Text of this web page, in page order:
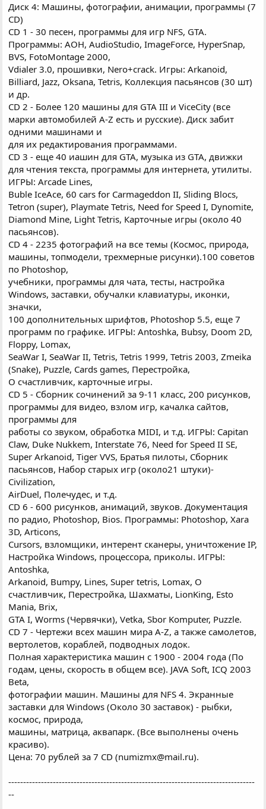
Диск 4: Машины, фотографии, анимации, программы (7
CD)
CD 1 - 30 песен, программы для игр NFS, GTA.
Программы: АОН, AudioStudio, ImageForce, HyperSnap,
BVS, FotoMontage 2000,
Vdialer 3.0, прошивки, Nero+crack. Игры: Arkanoid,
Billiard, Jazz, Oksana, Tetris, Коллекция пасьянсов (30 шт)
и др.
CD 2 - Более 120 машины для GTA III и ViceCity (все
марки автомобилей A-Z есть и русские). Диск забит
одними машинами и
для их редактирования программами.
CD 3 - еще 40 иашин для GTA, музыка из GTA, движки
для чтения текста, программы для интернета, утилиты.
ИГРЫ: Arcade Lines,
Buble IceAce, 60 cars for Carmageddon II, Sliding Blocs,
Tetron (super), Playmate Tetris, Need for Speed I, Dynomite,
Diamond Mine, Light Tetris, Карточные игры (около 40
пасьянсов).
CD 4 - 2235 фотографий на все темы (Космос, природа,
машины, топмодели, трехмерные рисунки).100 советов
по Photoshop,
учебники, программы для чата, тесты, настройка
Windows, заставки, обучалки клавиатуры, иконки,
значки,
100 дополнительных шрифтов, Photoshop 5.5, еще 7
программ по графике. ИГРЫ: Antoshka, Bubsy, Doom 2D,
Floppy, Lomax,
SeaWar I, SeaWar II, Tetris, Tetris 1999, Tetris 2003, Zmeika
(Snake), Puzzle, Cards games, Перестройка,
О счастливчик, карточные игры.
CD 5 - Сборник сочинений за 9-11 класс, 200 рисунков,
программы для видео, взлом игр, качалка сайтов,
программы для
работы со звуком, обработка MIDI, и т.д. ИГРЫ: Capitan
Claw, Duke Nukkem, Interstate 76, Need for Speed II SE,
Super Arkanoid, Tiger VVS, Братья пилоты, Сборник
пасьянсов, Набор старых игр (около21 штуки)-
Civilization,
AirDuel, Полечудес, и т.д.
CD 6 - 600 рисунков, анимаций, звуков. Документация
по радио, Photoshop, Bios. Программы: Photoshop, Xara
3D, Articons,
Cursors, взломщики, интерент сканеры, уничтожение IP,
Настройка Windows, процессора, приколы. ИГРЫ:
Antoshka,
Arkanoid, Bumpy, Lines, Super tetris, Lomax, О
счастливчик, Перестройка, Шахматы, LionKing, Esto
Mania, Brix,
GTA I, Worms (Червячки), Vetka, Sbor Komputer, Puzzle.
CD 7 - Чертежи всех машин мира A-Z, а также самолетов,
вертолетов, кораблей, подводных лодок.
Полная характеристика машин с 1900 - 2004 года (По
годам, цены, скорость в общем все). JAVA Soft, ICQ 2003
Beta,
фотографии машин. Машины для NFS 4. Экранные
заставки для Windows (Около 30 заставок) - рыбки,
космос, природа,
машины, матрица, аквапарк. (Все выполнены очень
красиво).
Цена: 70 рублей за 7 CD (numizmx@mail.ru).
-----------------------------------------------------------------------------------
--